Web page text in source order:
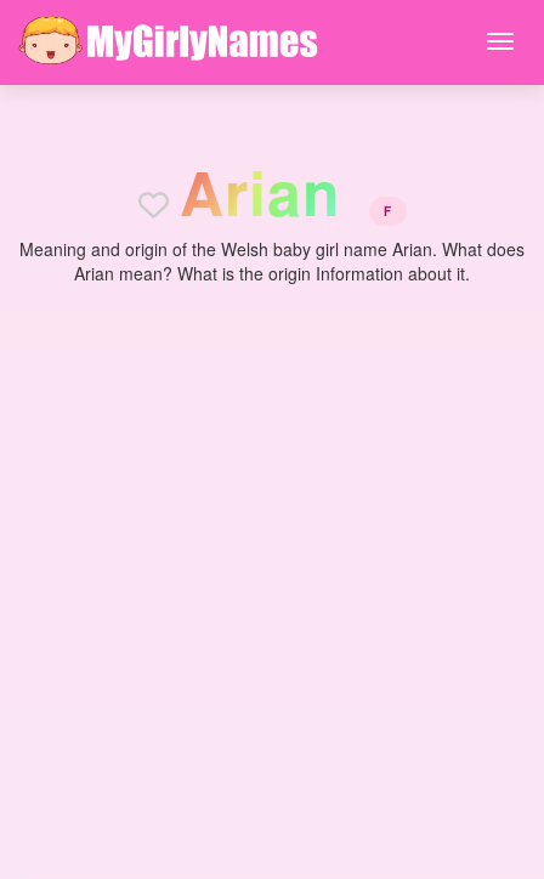
Arian F
Meaning and origin of the Welsh baby girl name Arian. What does
Arian mean? What is the origin Information about it.